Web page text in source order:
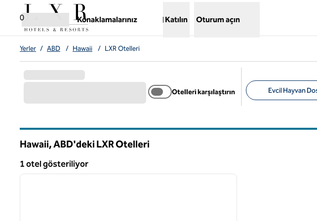
İçeriğe geçiş yap
0
Konaklamalarınız
,Yeni bir sekme açar
Katılın Oturum açın
Yerler / ABD / Hawaii / LXR Otelleri
Otelleri karşılaştırın Evcil Hayvan
Hawaii, ABD'deki LXR Otelleri
1 otel gösteriliyor
1 otel gösteriliyor
1 / 12
sonraki görsel